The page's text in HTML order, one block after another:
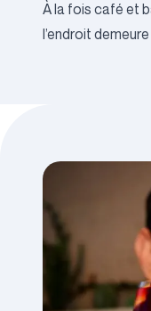
À la fois café et
l’endroit